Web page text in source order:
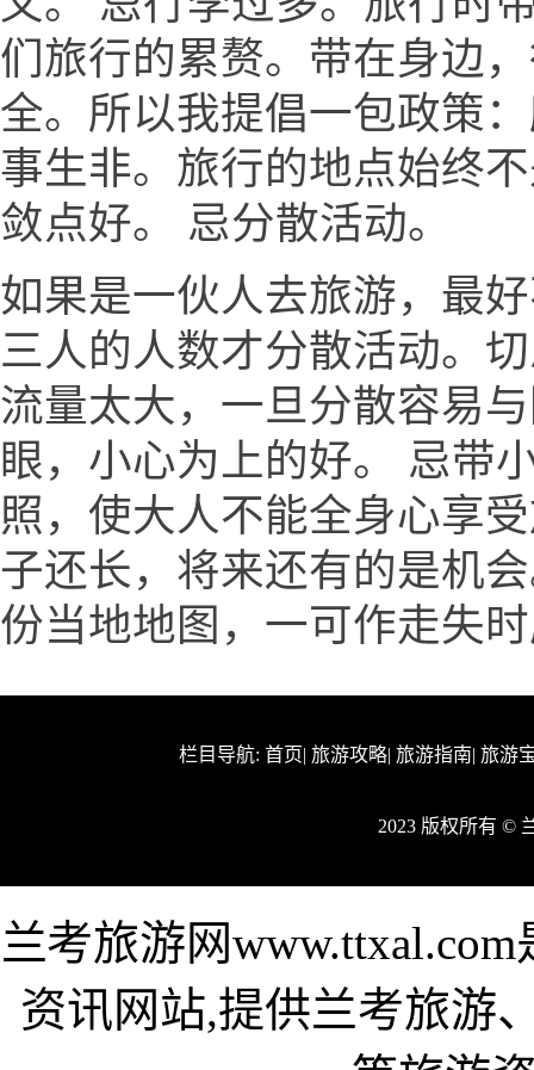
们旅行的累赘。带在身边
全。所以我提倡一包政策
事生非。旅行的地点始终
敛点好。 忌分散活动。
如果是一伙人去旅游，最
三人的人数才分散活动。
流量太大，一旦分散容易
眼，小心为上的好。 忌带
照，使大人不能全身心享
子还长，将来还有的是机
份当地地图，一可作走失
栏目导航: 首页| 旅游攻略| 旅游指南| 旅游
2023 版权所有 ©
兰考旅游网
资讯网站,提供兰考旅游